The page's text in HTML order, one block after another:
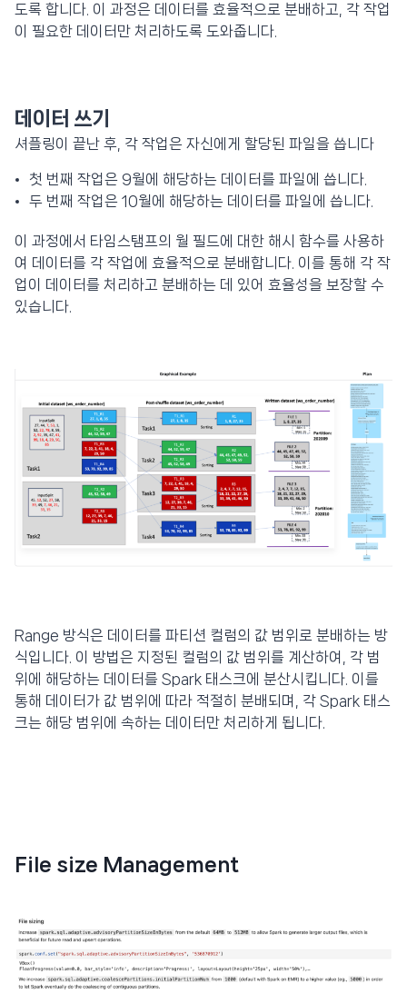
도록 합니다. 이 과정은 데이터를 효율적으로 분배하고, 각 작업
이 필요한 데이터만 처리하도록 도와줍니다.
데이터 쓰기
셔플링이 끝난 후, 각 작업은 자신에게 할당된 파일을 씁니다
첫 번째 작업은 9월에 해당하는 데이터를 파일에 씁니다.
두 번째 작업은 10월에 해당하는 데이터를 파일에 씁니다.
이 과정에서 타임스탬프의 월 필드에 대한 해시 함수를 사용하
여 데이터를 각 작업에 효율적으로 분배합니다. 이를 통해 각 작
업이 데이터를 처리하고 분배하는 데 있어 효율성을 보장할 수
있습니다.
Range 방식은 데이터를 파티션 컬럼의 값 범위로 분배하는 방
식입니다. 이 방법은 지정된 컬럼의 값 범위를 계산하여, 각 범
위에 해당하는 데이터를 Spark 태스크에 분산시킵니다. 이를
통해 데이터가 값 범위에 따라 적절히 분배되며, 각 Spark 태스
크는 해당 범위에 속하는 데이터만 처리하게 됩니다.
File size Management